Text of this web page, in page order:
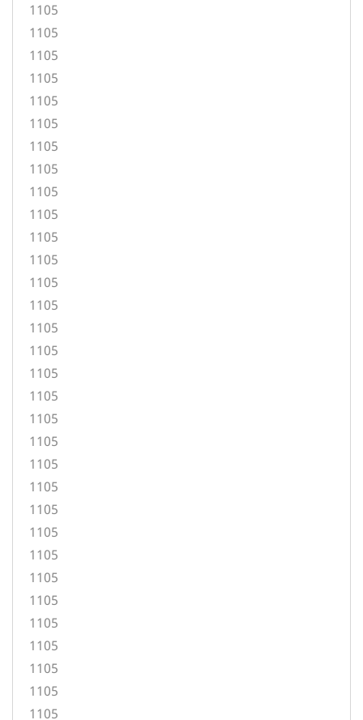
1105
1105
1105
1105
1105
1105
1105
1105
1105
1105
1105
1105
1105
1105
1105
1105
1105
1105
1105
1105
1105
1105
1105
1105
1105
1105
1105
1105
1105
1105
1105
1105